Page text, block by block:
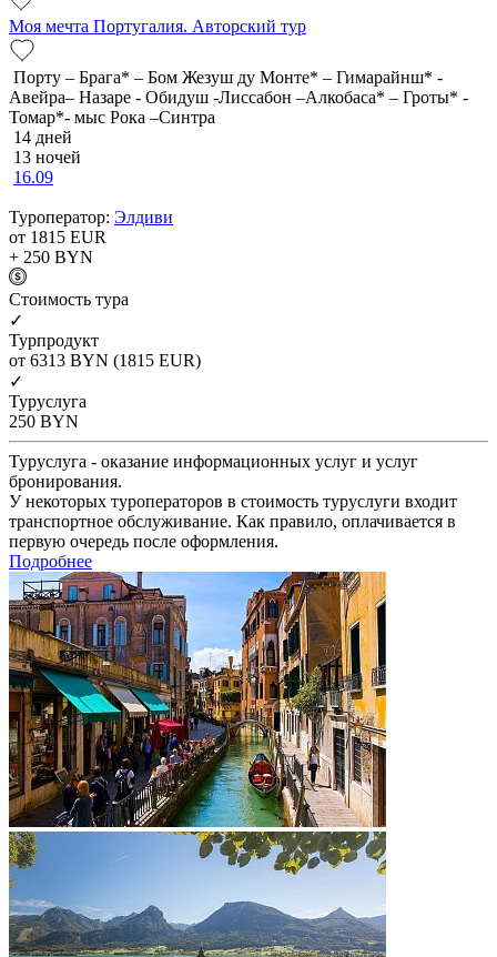
Моя мечта Португалия. Авторский тур
Порту – Брага* – Бом Жезуш ду Монте* – Гимарайнш* -
Авейра– Назаре - Обидуш -Лиссабон –Алкобаса* – Гроты* -
Томар*- мыс Рока –Синтра
14 дней
13 ночей
16.09
Туроператор: Элдиви
от 1815 EUR
+ 250 BYN
Cтоимость тура
✓
Турпродукт
от 6313 BYN (1815 EUR)
✓
Туруслуга
250 BYN
Туруслуга - оказание информационных услуг и услуг
бронирования.
У некоторых туроператоров в стоимость туруслуги входит
транспортное обслуживание. Как правило, оплачивается в
первую очередь после оформления.
Подробнее